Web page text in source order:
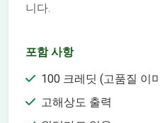
니다.
포함 사항
100 크레딧 (고품질 이
고해상도 출력